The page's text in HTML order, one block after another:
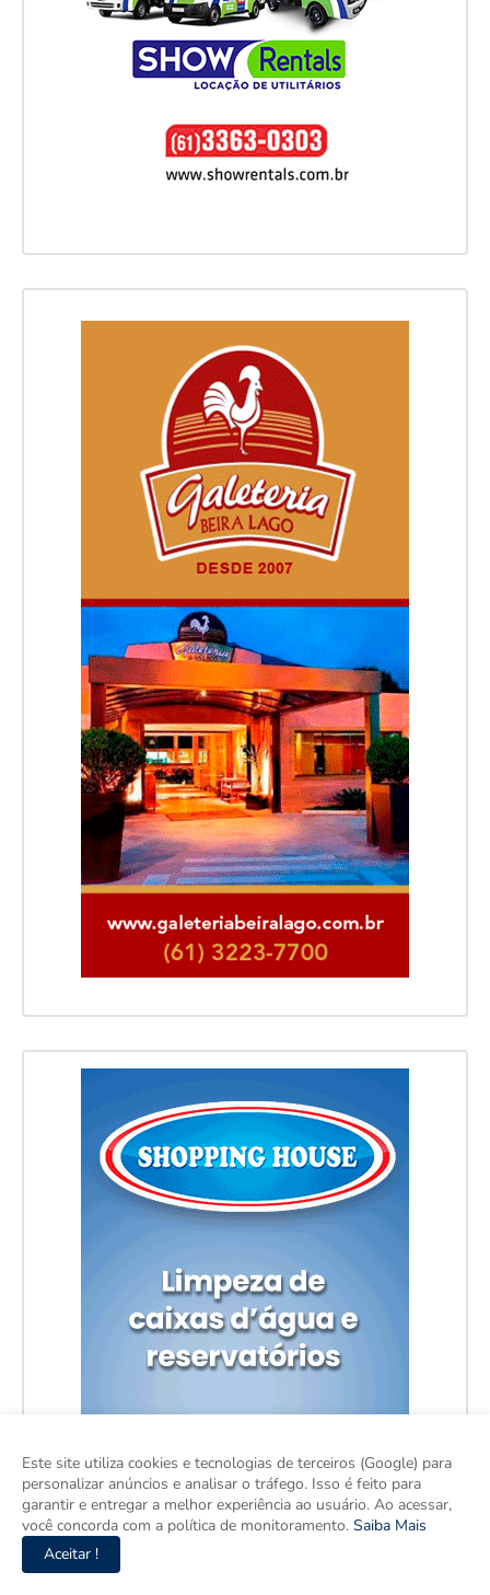
Este site utiliza cookies e tecnologias de terceiros (Google) para
personalizar anúncios e analisar o tráfego. Isso é feito para
garantir e entregar a melhor experiência ao usuário. Ao acessar,
você concorda com a política de monitoramento. Saiba Mais
Aceitar !